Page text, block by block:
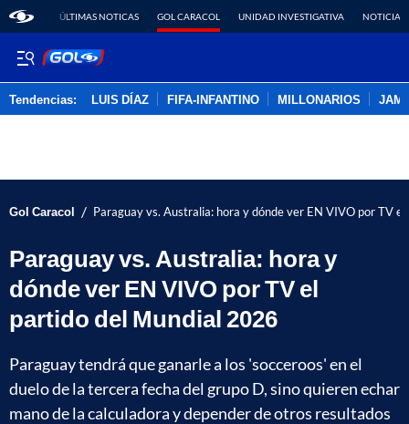
ÚLTIMAS NOTICAS GOL CARACOL UNIDAD INVESTIGATIVA NOTICIAS
Tendencias: LUIS DÍAZ FIFA-INFANTINO MILLONARIOS
Gol Caracol / Paraguay vs. Australia: hora y dónde ver EN VIVO por TV
Paraguay vs. Australia: hora y
dónde ver EN VIVO por TV el
partido del Mundial 2026
Paraguay tendrá que ganarle a los 'socceroos' en el
duelo de la tercera fecha del grupo D, sino quieren echar
mano de la calculadora y depender de otros resultados